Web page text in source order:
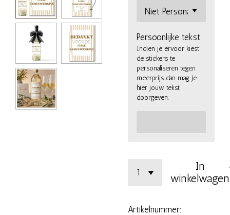
Persoonlijke tekst
Indien je ervoor kiest
de stickers te
personaliseren tegen
meerprijs dan mag je
hier jouw tekst
doorgeven.
In
winkelwagen
Artikelnummer: